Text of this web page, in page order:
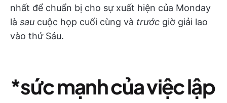
nhất để chuẩn bị cho sự xuất hiện của Monday
là sau cuộc họp cuối cùng và trước giờ giải lao
vào thứ Sáu.
*sức mạnh của việc lập